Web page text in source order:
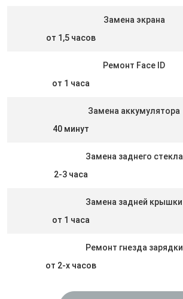
Замена экрана
от 1,5 часов
Ремонт Face ID
от 1 часа
Замена аккумулятора
40 минут
Замена заднего стекла
2-3 часа
Замена задней крышки
от 1 часа
Ремонт гнезда зарядки
от 2-х часов